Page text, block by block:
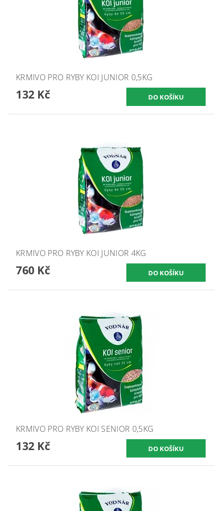
KRMIVO PRO RYBY KOI JUNIOR 0,5KG
132 Kč
KRMIVO PRO RYBY KOI JUNIOR 4KG
760 Kč
KRMIVO PRO RYBY KOI SENIOR 0,5KG
132 Kč